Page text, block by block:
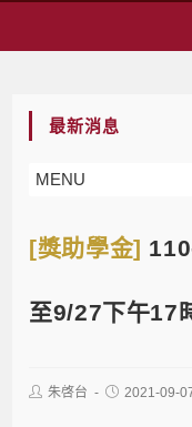
最新消息
MENU
[獎助學金]
至9/27下午17
朱啓台 2021-09-